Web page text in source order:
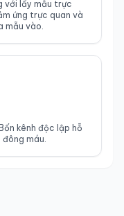
với lấy mẫu trực
ứng trực quan và
mẫu vào.
kênh độc lập hỗ
máu.